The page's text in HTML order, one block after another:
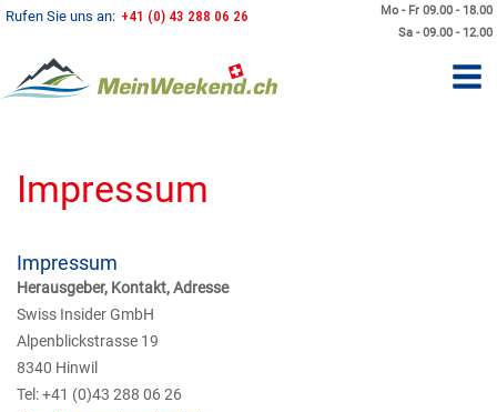
Mo - Fr 09.00 - 18.00
Sa - 09.00 - 12.00
Rufen Sie uns an: +41 (0) 43 288 06 26
Impressum
Impressum
Herausgeber, Kontakt, Adresse
Swiss Insider GmbH
Alpenblickstrasse 19
8340 Hinwil
Tel: +41 (0)43 288 06 26